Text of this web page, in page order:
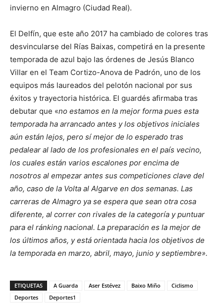
invierno en Almagro (Ciudad Real).
El Delfín, que este año 2017 ha cambiado de colores tras
desvincularse del Rías Baixas, competirá en la presente
temporada de azul bajo las órdenes de Jesús Blanco
Villar en el Team Cortizo-Anova de Padrón, uno de los
equipos más laureados del pelotón nacional por sus
éxitos y trayectoria histórica. El guardés afirmaba tras
debutar que «no estamos en la mejor forma pues esta
temporada ha arrancado antes y los objetivos iniciales
aún están lejos, pero sí mejor de lo esperado tras
pedalear al lado de los profesionales en el país vecino,
los cuales están varios escalones por encima de
nosotros al empezar antes sus competiciones clave del
año, caso de la Volta al Algarve en dos semanas. Las
carreras de Almagro ya se espera que sean otra cosa
diferente, al correr con rivales de la categoría y puntuar
para el ránking nacional. La preparación es la mejor de
los últimos años, y está orientada hacia los objetivos de
la temporada en marzo, abril, mayo, junio y septiembre».
ETIQUETAS A Guarda Aser Estévez Baixo Miño
Ciclismo
Deportes
Deportes1